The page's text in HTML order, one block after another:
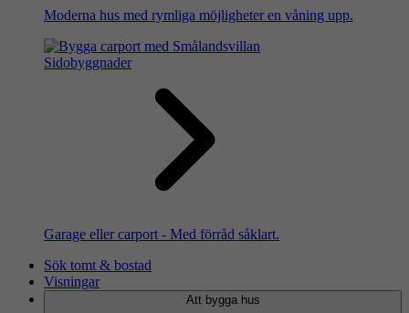
Moderna hus med rymliga möjligheter en våning upp.
Sidobyggnader
Garage eller carport - Med förråd såklart.
Sök tomt & bostad
Visningar
Att bygga hus